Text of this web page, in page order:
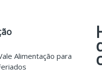
Alimentação para